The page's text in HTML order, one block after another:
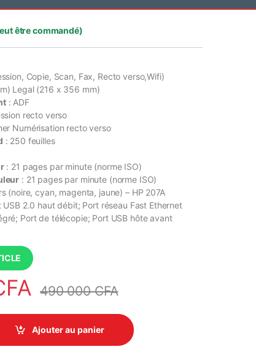
être commandé)
Copie, Scan, Fax, Recto verso,Wifi)
Legal (216 x 356 mm)
: ADF
recto verso
Numérisation recto verso
: 250 feuilles
: 21 pages par minute (norme ISO)
: 21 pages par minute (norme ISO)
(noire, cyan, magenta, jaune) – HP 207A
USB 2.0 haut débit; Port réseau Fast Ethernet
Port de télécopie; Port USB hôte avant
490 000CFA
M283fdw Imprimante Multifonction (Impression, Copie,
Ajouter au panier